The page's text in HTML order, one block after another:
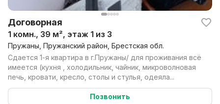
Договорная
1 комн., 39 м², этаж 1 из 3
Пружаны, Пружанский район, Брестская обл.
Сдается 1-я квартира в г.Пружаны/ для проживания всё
имеется (кухня , холодильник, чайник, микроволновая
печь, кровати, кресло, столы и стулья, одеяла...
Позвонить